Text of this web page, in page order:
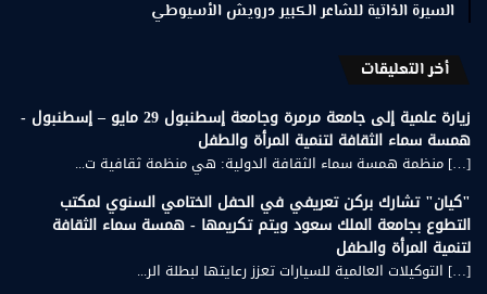
السيرة الذاتية للشاعر الكبير درويش الأسيوطي
أخر التعليقات
زيارة علمية إلى جامعة مرمرة وجامعة إسطنبول 29 مايو – إسطنبول -
همسة سماء الثقافة لتنمية المرأة والطفل
[…] منظمة همسة سماء الثقافة الدولية: هي منظمة ثقافية ت...
"كيان" تشارك بركن تعريفي في الحفل الختامي السنوي لمكتب
التطوع بجامعة الملك سعود ويتم تكريمها - همسة سماء الثقافة
لتنمية المرأة والطفل
[…] التوكيلات العالمية للسيارات تعزز رعايتها لبطلة الر...